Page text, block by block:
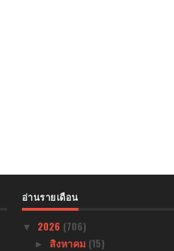
อ่านรายเดือน
▼ 2026 (706)
► สิงหาคม (15)